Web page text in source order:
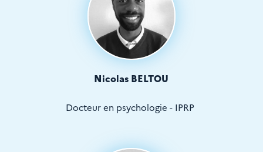
Nicolas BELTOU
Docteur en psychologie - IPRP